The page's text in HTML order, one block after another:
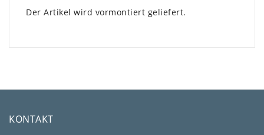
Der Artikel wird vormontiert geliefert.
KONTAKT